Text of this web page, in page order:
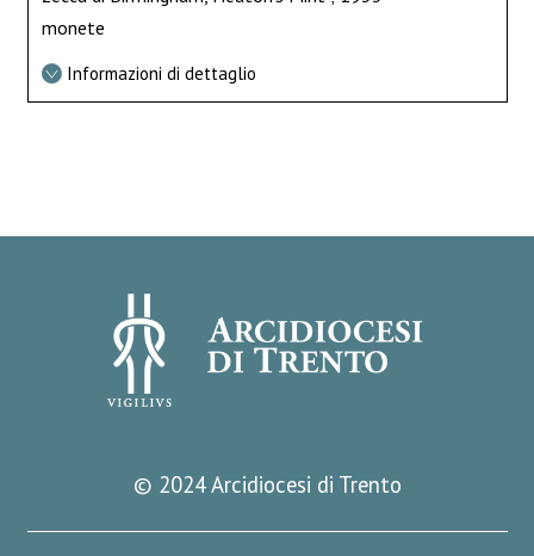
monete
Informazioni di dettaglio
© 2024 Arcidiocesi di Trento